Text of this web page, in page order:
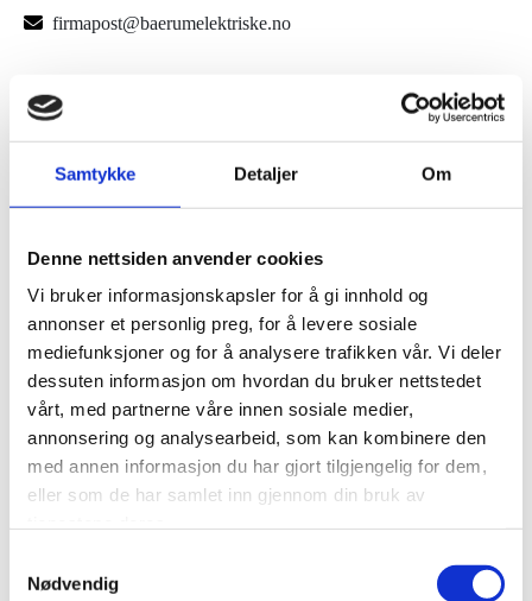
Samtykke Detaljer Om
Denne nettsiden anvender cookies
Vi bruker informasjonskapsler for å gi innhold og
annonser et personlig preg, for å levere sosiale
mediefunksjoner og for å analysere trafikken vår. Vi deler
dessuten informasjon om hvordan du bruker nettstedet
vårt, med partnerne våre innen sosiale medier,
annonsering og analysearbeid, som kan kombinere den
med annen informasjon du har gjort tilgjengelig for dem,
eller som de har samlet inn gjennom din bruk av
Nødvendig
 firmapost@baerumelektriske.no
Send en melding
Navn*
Telefon*
Melding